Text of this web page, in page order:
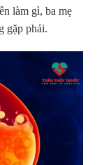
làm gì, ba mẹ
gặp phải.